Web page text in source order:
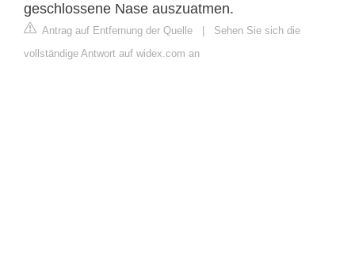
geschlossene Nase auszuatmen.
Antrag auf Entfernung der Quelle
Sehen Sie sich die
vollständige Antwort auf widex.com an